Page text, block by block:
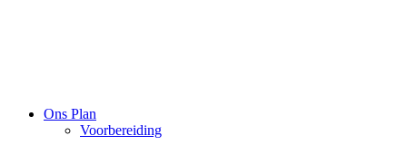
Ons Plan
Voorbereiding